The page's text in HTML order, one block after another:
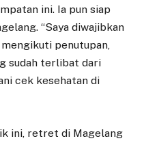
ini. Ia pun siap
“Saya diwajibkan
penutupan,
sudah terlibat dari
cek kesehatan di
ini, retret di Magelang